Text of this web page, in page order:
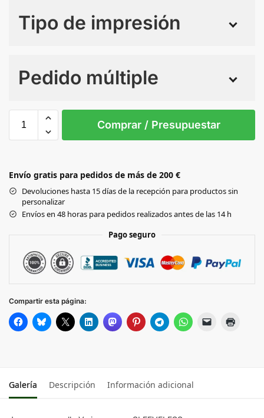
Tipo de impresión
Pedido múltiple
3XL 4XL
DARK
NAVY
Comprar / Presupuestar
Envío gratis para pedidos de más de 200 €
Devoluciones hasta 15 días de la recepción para productos sin
personalizar
Envíos en 48 horas para pedidos realizados antes de las 14 h
Pago seguro
Compartir esta página:
Galería Descripción Información adicional